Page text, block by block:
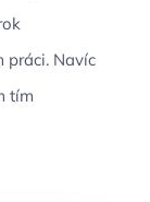
práci. Navíc
tím